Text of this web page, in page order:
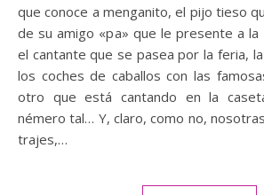
que conoce a menganito, el pijo tieso
de su amigo «pa» que le presente a la
el cantante que se pasea por la feria,
los coches de caballos con las
otro que está cantando en la
némero tal… Y, claro, como no,
trajes,…